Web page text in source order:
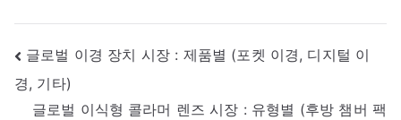
글
내
글로벌 이경 장치 시장 : 제품별 (포켓 이경, 디지털 이
경, 기타)
글로벌 이식형 콜라머 렌즈 시장 : 유형별 (후방 챔버 팩